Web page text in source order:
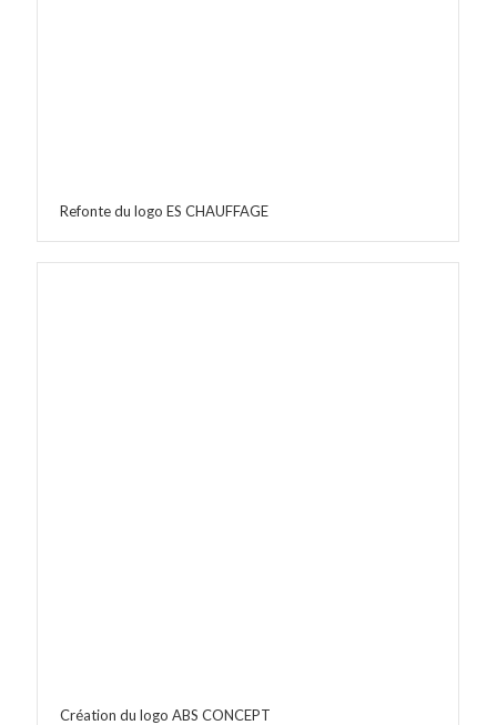
Refonte du logo ES CHAUFFAGE
Création du logo ABS CONCEPT